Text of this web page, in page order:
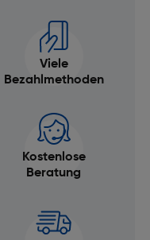
Viele
Bezahlmethoden
Kostenlose
Beratung